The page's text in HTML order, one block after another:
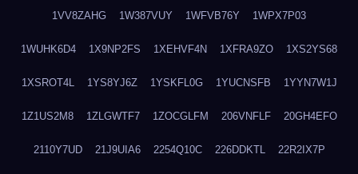
1VV8ZAHG 1W387VUY 1WFVB76Y 1WPX7P03
1WUHK6D4 1X9NP2FS 1XEHVF4N 1XFRA9ZO 1XS2YS68
1XSROT4L 1YS8YJ6Z 1YSKFL0G 1YUCNSFB 1YYN7W1J
1Z1US2M8 1ZLGWTF7 1ZOCGLFM 206VNFLF 20GH4EFO
2110Y7UD 21J9UIA6 2254Q10C 226DDKTL 22R2IX7P